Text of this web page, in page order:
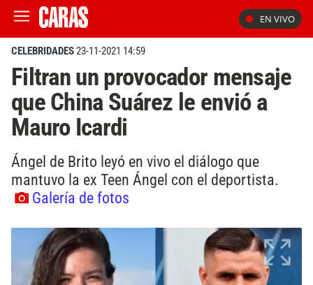
EN VIVO
CELEBRIDADES23-11-2021 14:59
Filtran un provocador mensaje
que China Suárez le envió a
Mauro Icardi
Ángel de Brito leyó en vivo el diálogo que
mantuvo la ex Teen Ángel con el deportista.
Galería de fotos